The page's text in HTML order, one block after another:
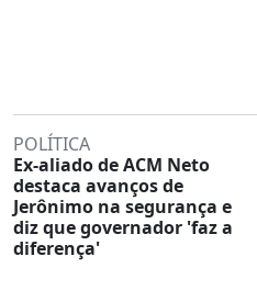
POLÍTICA
Ex-aliado de ACM Neto
destaca avanços de
Jerônimo na segurança e
diz que governador 'faz a
diferença'